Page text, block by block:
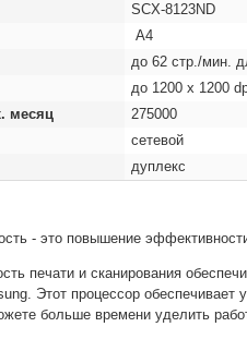
SCX-8123ND
А4
до 62 стр./мин.
до 1200 x 1200
месяц
275000
сетевой
дуплекс
- это повышение
печати и сканирования
Этот процессор обеспечивает
больше времени уделить